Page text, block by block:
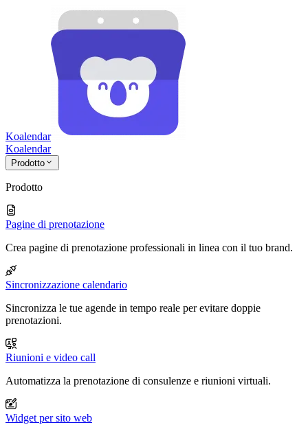
Koalendar
Koalendar
Prodotto
Prodotto
Pagine di prenotazione
Crea pagine di prenotazione professionali in linea con il tuo brand.
Sincronizzazione calendario
Sincronizza le tue agende in tempo reale per evitare doppie
prenotazioni.
Riunioni e video call
Automatizza la prenotazione di consulenze e riunioni virtuali.
Widget per sito web